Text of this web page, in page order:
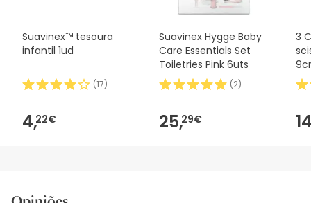
Suavinex™ tesoura
infantil 1ud
(17)
4,22€
Suavinex Hygge Baby
Care Essentials Set
Toiletries Pink 6uts
(2)
25,29€
3